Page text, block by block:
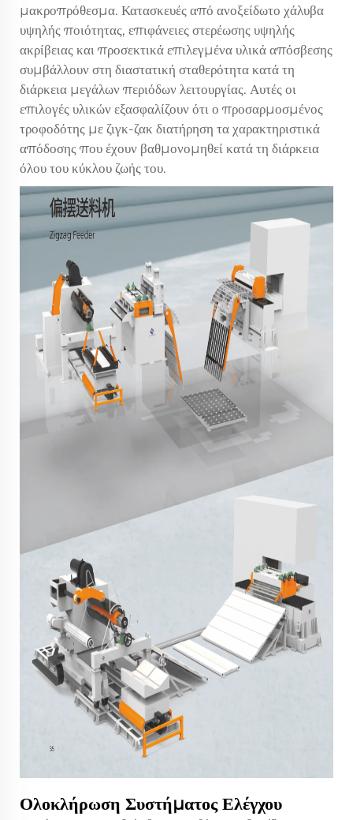
μακροπρόθεσμα. Κατασκευές από ανοξείδωτο χάλυβα
υψηλής ποιότητας, επιφάνειες στερέωσης υψηλής
ακρίβειας και προσεκτικά επιλεγμένα υλικά απόσβεσης
συμβάλλουν στη διαστατική σταθερότητα κατά τη
διάρκεια μεγάλων περιόδων λειτουργίας. Αυτές οι
επιλογές υλικών εξασφαλίζουν ότι ο προσαρμοσμένος
τροφοδότης με ζιγκ-ζακ διατήρηση τα χαρακτηριστικά
απόδοσης που έχουν βαθμονομηθεί κατά τη διάρκεια
όλου του κύκλου ζωής του.
Ολοκλήρωση Συστήματος Ελέγχου